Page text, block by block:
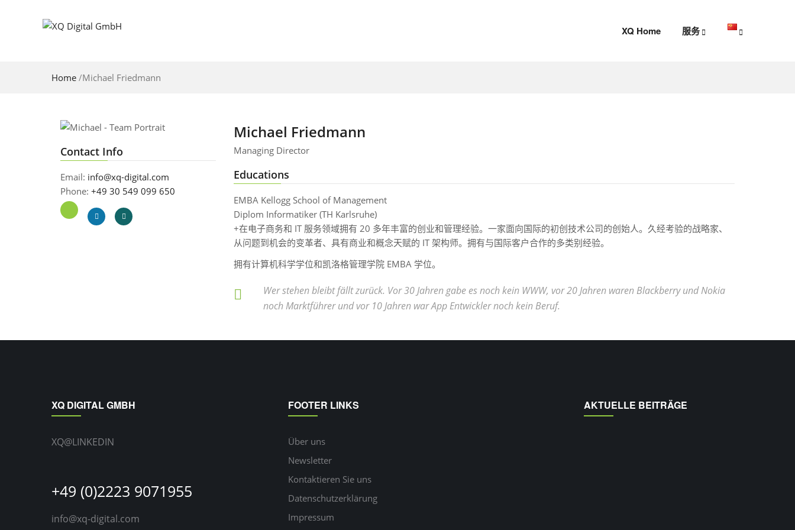
XQ Home 服务
Home /Michael Friedmann
Contact Info
Email: info@xq-digital.com
Phone: +49 30 549 099 650
Michael Friedmann
Managing Director
Educations
EMBA Kellogg School of Management
Diplom Informatiker (TH Karlsruhe)
+在电子商务和 IT 服务领域拥有 20 多年丰富的创业和管理经验。一家面向国际的初创技术公司的创始人。久经考验的战略家、
从问题到机会的变革者、具有商业和概念天赋的 IT 架构师。拥有与国际客户合作的多类别经验。
拥有计算机科学学位和凯洛格管理学院 EMBA 学位。
Wer stehen bleibt fällt zurück. Vor 30 Jahren gabe es noch kein WWW, vor 20 Jahren waren Blackberry und Nokia
noch Marktführer und vor 10 Jahren war App Entwickler noch kein Beruf.
XQ DIGITAL GMBH
XQ@LINKEDIN
+49 (0)2223 9071955
info@xq-digital.com
FOOTER LINKS
Über uns
Newsletter
Kontaktieren Sie uns
Datenschutzerklärung
Impressum
AKTUELLE BEITRÄGE